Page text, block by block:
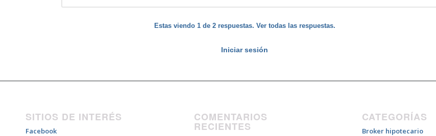
Estas viendo 1 de 2 respuestas. Ver todas las respuestas.
Iniciar sesión
SITIOS DE INTERÉS
Facebook
COMENTARIOS
RECIENTES
CATEGORÍAS
Broker hipotecario